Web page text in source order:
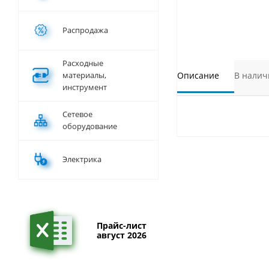
Описание В
Распродажа
Расходные
материалы,
инструмент
Сетевое
оборудование
Электрика
Прайс-лист
август 2026